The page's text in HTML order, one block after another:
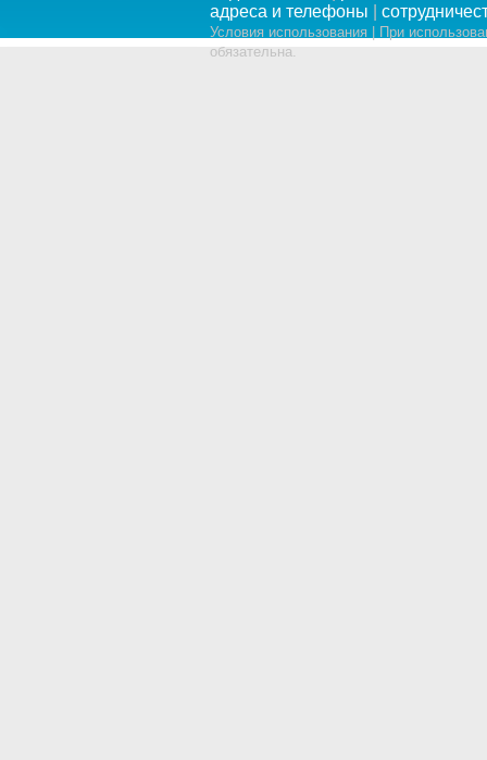
адреса и телефоны
Условия использования | При
обязательна.